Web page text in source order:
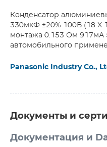
Конденсатор
330мкФ ±20% 100В (18 X
монтажа 0.153 Ом 917мА
автомобильного
Panasonic Industry Co.,
Документы и
Документация и